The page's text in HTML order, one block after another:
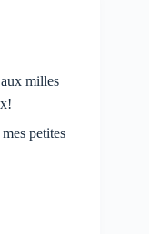
milles
petites